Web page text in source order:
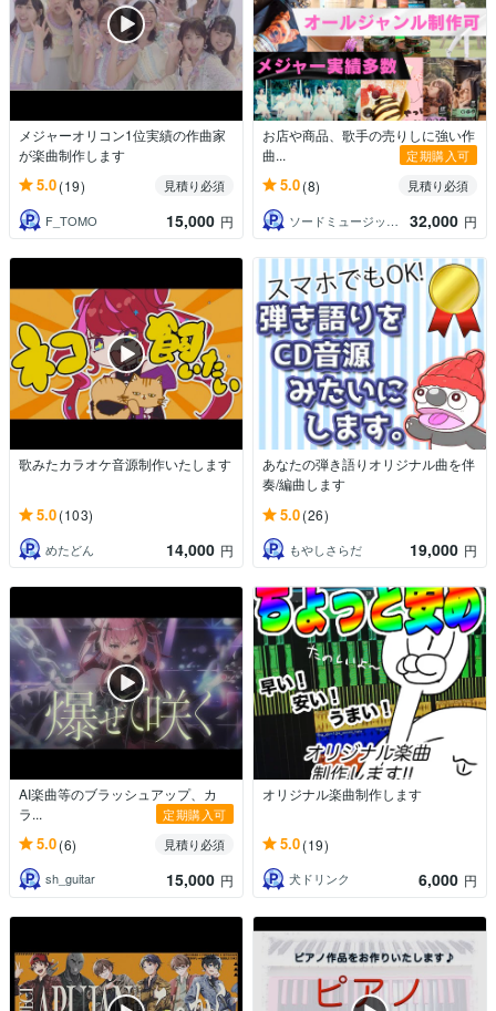
メジャーオリコン1位実績の作曲家
が楽曲制作します
5.0(19)
見積り必須
F_TOMO
15,000 円
お店や商品、歌手の売りしに強い作
曲...
定期購入可
5.0(8)
見積り必須
ソードミュージック＠作編曲の受付
32,000 円
歌みたカラオケ音源制作いたします
5.0(103)
めたどん 14,000 円
あなたの弾き語りオリジナル曲を伴
奏/編曲します
5.0(26)
もやしさらだ 19,000 円
AI楽曲等のブラッシュアップ、カ
ラ...
定期購入可
5.0(6)
見積り必須
sh_guitar
15,000 円
オリジナル楽曲制作します
5.0(19)
犬ドリンク 6,000 円